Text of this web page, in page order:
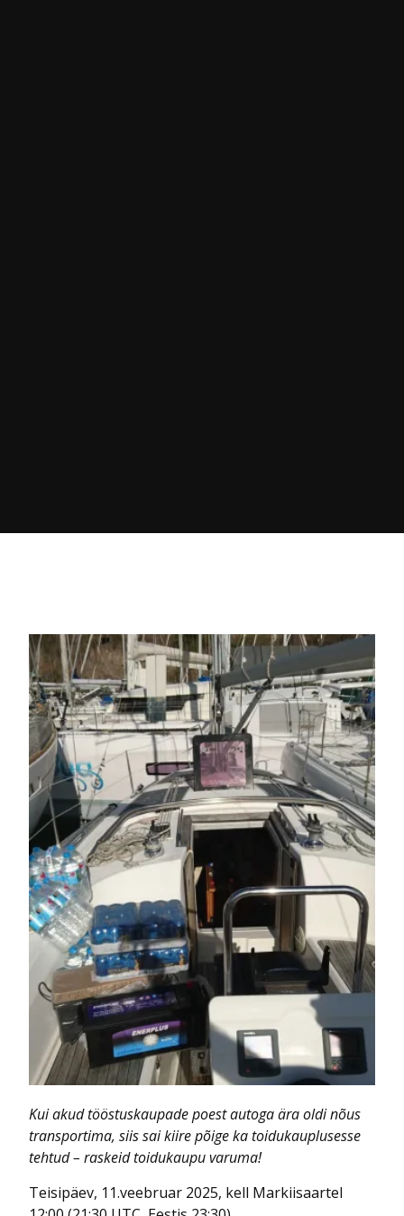
Kui akud tööstuskaupade poest autoga ära oldi nõus
transportima, siis sai kiire põige ka toidukauplusesse
tehtud – raskeid toidukaupu varuma!
Teisipäev, 11.veebruar 2025, kell Markiisaartel